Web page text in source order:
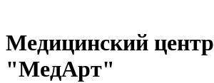
Медицинский центр
"МедАрт"